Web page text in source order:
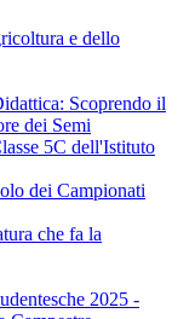
e dello
Scoprendo il
dei Semi
5C dell'Istituto
dei Campionati
che fa la
2025 -